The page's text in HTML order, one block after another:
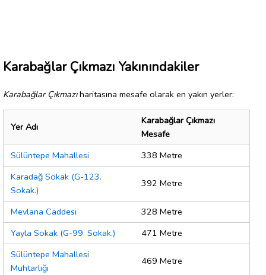
Karabağlar Çıkmazı Yakınındakiler
Karabağlar Çıkmazıharitasına mesafe olarak en yakın yerler:
Yer Adı
Karabağlar Çıkmazı
Mesafe
Sülüntepe Mahallesi
338 Metre
Karadağ Sokak (G-123.
Sokak.)
392 Metre
Mevlana Caddesi
328 Metre
Yayla Sokak (G-99. Sokak.)
471 Metre
Sülüntepe Mahallesi
Muhtarlığı
469 Metre